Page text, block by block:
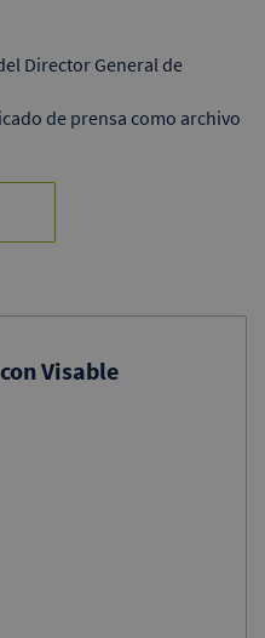
Director General de
de prensa como archivo
Visable